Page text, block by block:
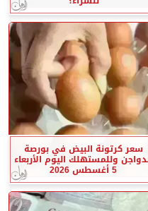
سعر كرتونة البيض في بورصة
وللمستهلك اليوم الأربعاء
5 أغسطس 2026